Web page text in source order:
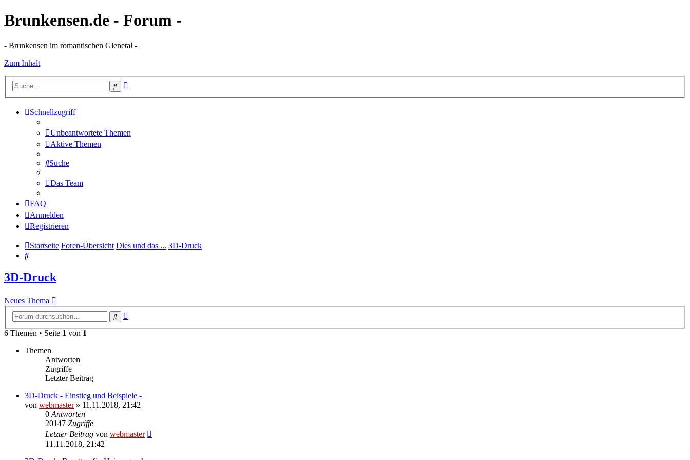
Brunkensen.de - Forum -
- Brunkensen im romantischen Glenetal -
Zum Inhalt
Suche
Schnellzugriff
Unbeantwortete Themen
Aktive Themen
Suche
Das Team
FAQ
Anmelden
Registrieren
Startseite Foren-Übersicht Dies und das ... 3D-Druck
Suche
3D-Druck
Neues Thema
Suche
6 Themen • Seite 1 von 1
Themen
Antworten
Zugriffe
Letzter Beitrag
3D-Druck - Einstieg und Beispiele -
von webmaster» 11.11.2018, 21:42
0 Antworten
20147 Zugriffe
Letzter Beitrag von webmaster
11.11.2018, 21:42